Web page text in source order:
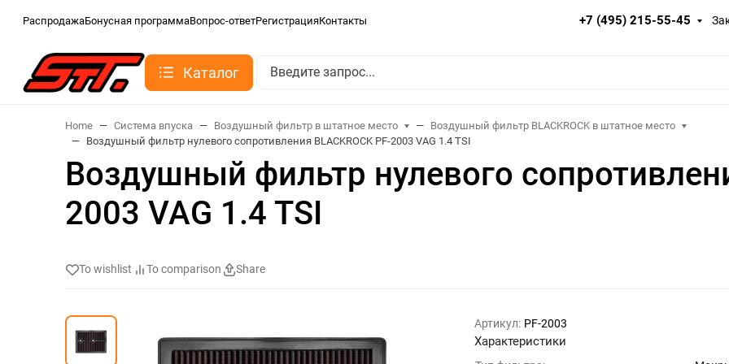
РаспродажаБонусная программаВопрос-ответРегистрацияКонтакты +7 (495) 215-55-45
Каталог
Home Система впуска Воздушный фильтр в штатное место
Воздушный фильтр BLACKROCK в штатное место
Воздушный фильтр нулевого сопротивления BLACKROCK PF-2003 VAG 1.4 TSI
Воздушный фильтр нулевого
2003 VAG 1.4 TSI
To wishlist To comparison Share
Артикул: PF-2003
Характеристики